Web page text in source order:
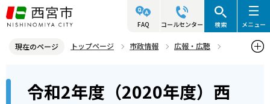
こ
の
ジ
FAQ コールセンター 検索 メニュー
現在のページ トップページ 市政情報
広報・広聴
令和2年度（2020年度）西